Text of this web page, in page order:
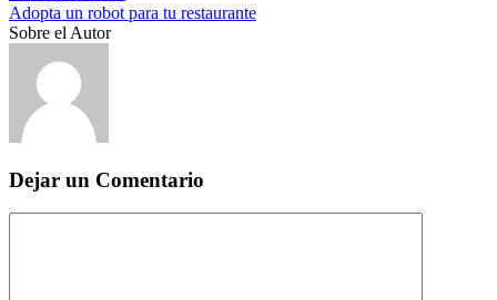
Adopta un robot para tu restaurante
Sobre el Autor
Dejar un Comentario